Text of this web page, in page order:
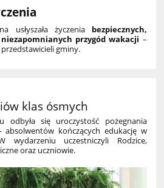
usłyszała życzenia bezpiecznych,
przygód wakacji –
gminy.
klas ósmych
odbyła się uroczystość pożegnania
kończących edukację w
wydarzeniu uczestniczyli Rodzice,
oraz uczniowie.